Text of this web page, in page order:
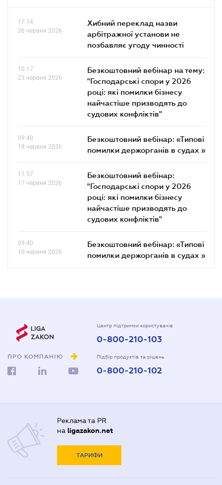
17.14
26 червня 2026
Хибний переклад назви
арбітражної установи не
позбавляє угоду чинності
10.17
23 червня 2026
Безкоштовний вебінар на тему:
"Господарські спори у 2026
році: які помилки бізнесу
найчастіше призводять до
судових конфліктів"
09.40
18 червня 2026
Безкоштовний вебінар: «Типові
помилки держорганів в судах »
11.57
17 червня 2026
Безкоштовний вебінар:
"Господарські спори у 2026
році: які помилки бізнесу
найчастіше призводять до
судових конфліктів"
09.40
10 червня 2026
Безкоштовний вебінар: «Типові
помилки держорганів в судах »
ПРО КОМПАНІЮ
Центр підтримки користувачів
0-800-210-103
Підбір продуктів та рішень
0-800-210-102
Реклама та PR
на ligazakon.net
ТАРИФИ